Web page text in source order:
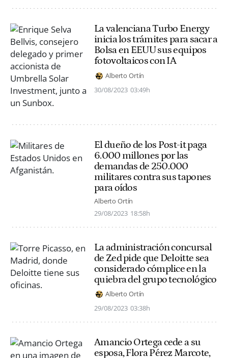
La valenciana Turbo Energy
inicia los trámites para sacar a
Bolsa en EEUU sus equipos
fotovoltaicos con IA
Alberto Ortín
30/08/2023 03:49h
El dueño de los Post-it paga
6.000 millones por las
demandas de 250.000
militares contra sus tapones
para oídos
Alberto Ortín
29/08/2023 18:58h
La administración concursal
de Zed pide que Deloitte sea
considerado cómplice en la
quiebra del grupo tecnológico
Alberto Ortín
29/08/2023 03:38h
Amancio Ortega cede a su
esposa, Flora Pérez Marcote,